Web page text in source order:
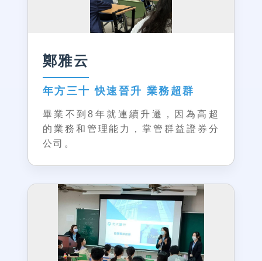
鄭雅云
年方三十 快速晉升 業務超群
畢業不到8年就連續升遷，因為高超
的業務和管理能力，掌管群益證券分
公司。